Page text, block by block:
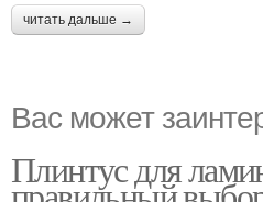
читать дальше →
Вас может
Плинтус для